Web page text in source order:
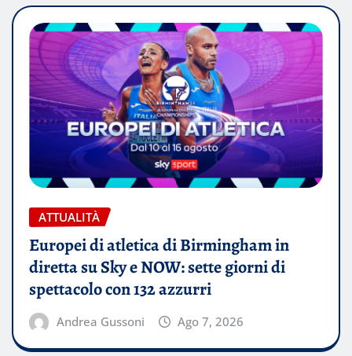
ATTUALITÀ
Europei di atletica di Birmingham in
diretta su Sky e NOW: sette giorni di
spettacolo con 132 azzurri
Andrea Gussoni Ago 7, 2026